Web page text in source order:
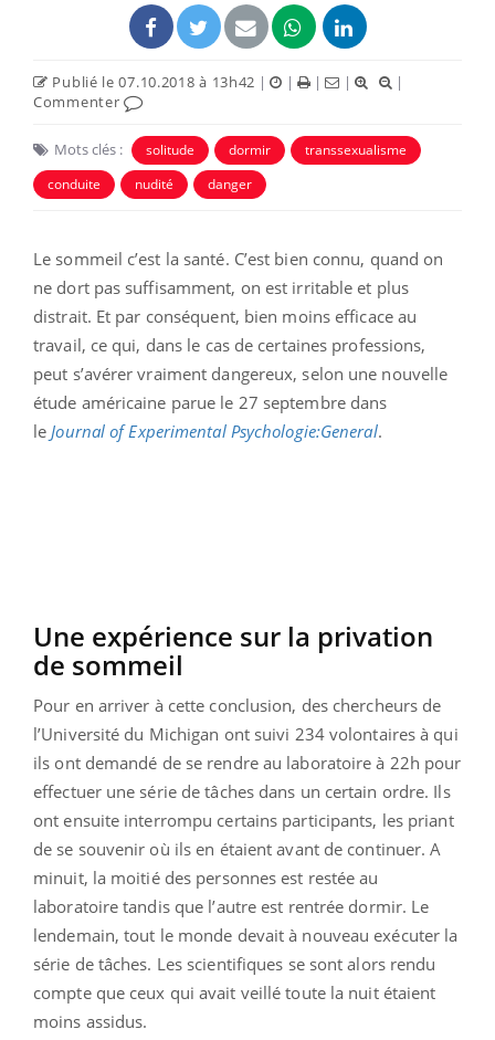
Publié le 07.10.2018 à 13h42 | | | |
|
Commenter
Mots clés : solitude dormir
transsexualisme
conduite
nudité danger
Le sommeil c’est la santé. C’est bien connu, quand on
ne dort pas suffisamment, on est irritable et plus
distrait. Et par conséquent, bien moins efficace au
travail, ce qui, dans le cas de certaines professions,
peut s’avérer vraiment dangereux, selon une nouvelle
étude américaine parue le 27 septembre dans
le Journal of Experimental Psychologie:General.
Une expérience sur la privation
de sommeil
Pour en arriver à cette conclusion, des chercheurs de
l’Université du Michigan ont suivi 234 volontaires à qui
ils ont demandé de se rendre au laboratoire à 22h pour
effectuer une série de tâches dans un certain ordre. Ils
ont ensuite interrompu certains participants, les priant
de se souvenir où ils en étaient avant de continuer. A
minuit, la moitié des personnes est restée au
laboratoire tandis que l’autre est rentrée dormir. Le
lendemain, tout le monde devait à nouveau exécuter la
série de tâches. Les scientifiques se sont alors rendu
compte que ceux qui avait veillé toute la nuit étaient
moins assidus.